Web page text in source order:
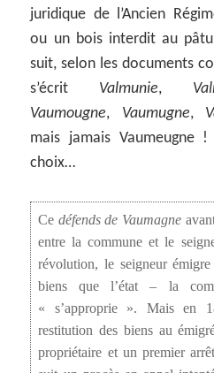
juridique de l’Ancien
ou un bois interdit au
suit, selon les documents
s’écrit Valmunie,
Vaumougne, Vaumugne,
mais jamais
choix…
Ce défends de Vaumagne
entre la commune et le
révolution, le seigneur
biens que l’état – la
« s’approprie ». Mais en
restitution des biens au
propriétaire et un premier